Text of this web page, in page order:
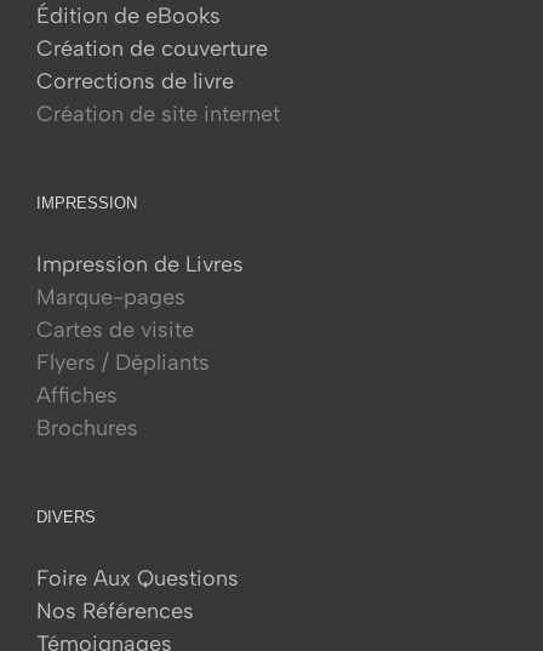
Édition de eBooks
Création de couverture
Corrections de livre
Création de site internet
IMPRESSION
Impression de Livres
Marque-pages
Cartes de visite
Flyers / Dépliants
Affiches
Brochures
DIVERS
Foire Aux Questions
Nos Références
Témoignages